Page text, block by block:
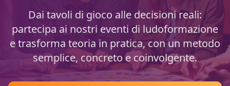
Dai tavoli di gioco alle decisioni reali:
partecipa ai nostri eventi di ludoformazione
e trasforma teoria in pratica, con un metodo
semplice, concreto e coinvolgente.